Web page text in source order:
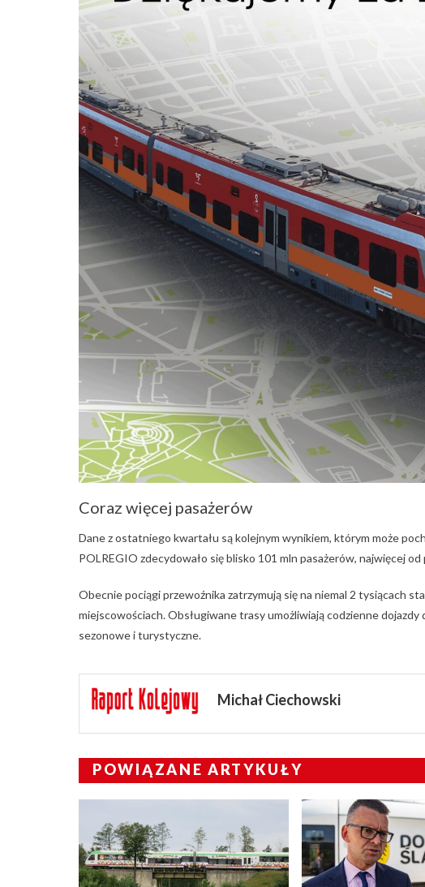
Coraz więcej pasażerów
Dane z ostatniego kwartału są kolejnym wynikiem, którym może
POLREGIO zdecydowało się blisko 101 mln pasażerów, najwięcej od
Obecnie pociągi przewoźnika zatrzymują się na niemal 2 tysiącach
miejscowościach. Obsługiwane trasy umożliwiają codzienne
sezonowe i turystyczne.
Michał Ciechowski
POWIĄZANE ARTYKUŁY